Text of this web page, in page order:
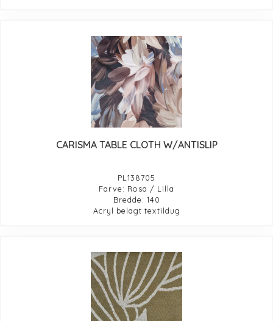
CARISMA TABLE CLOTH W/ANTISLIP
PL138705
Farve: Rosa / Lilla
Bredde: 140
Acryl belagt textildug